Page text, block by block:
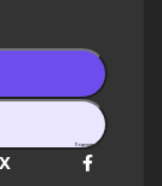
Поделиться: